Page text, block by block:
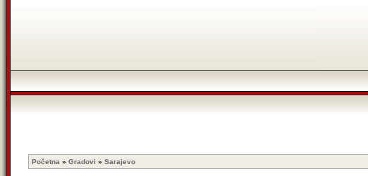
Početna » Gradovi » Sarajevo